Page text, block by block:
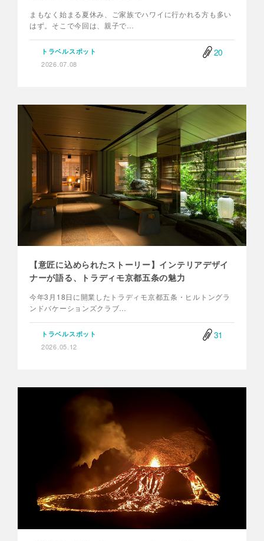
まもなく始まる夏休み、ご家族でハワイに行かれる方も多い
はず。そこで今回は、親子で…
トラベルスポット
2026.07.08
20
【意匠に込められたストーリー】インテリアデザイ
ナーが語る、トラディモ京都五条の魅力
今年3月18日に開業したトラディモ京都五条・ヒルトングラ
ンドバケーションズクラブ…
トラベルスポット
2026.05.12
31